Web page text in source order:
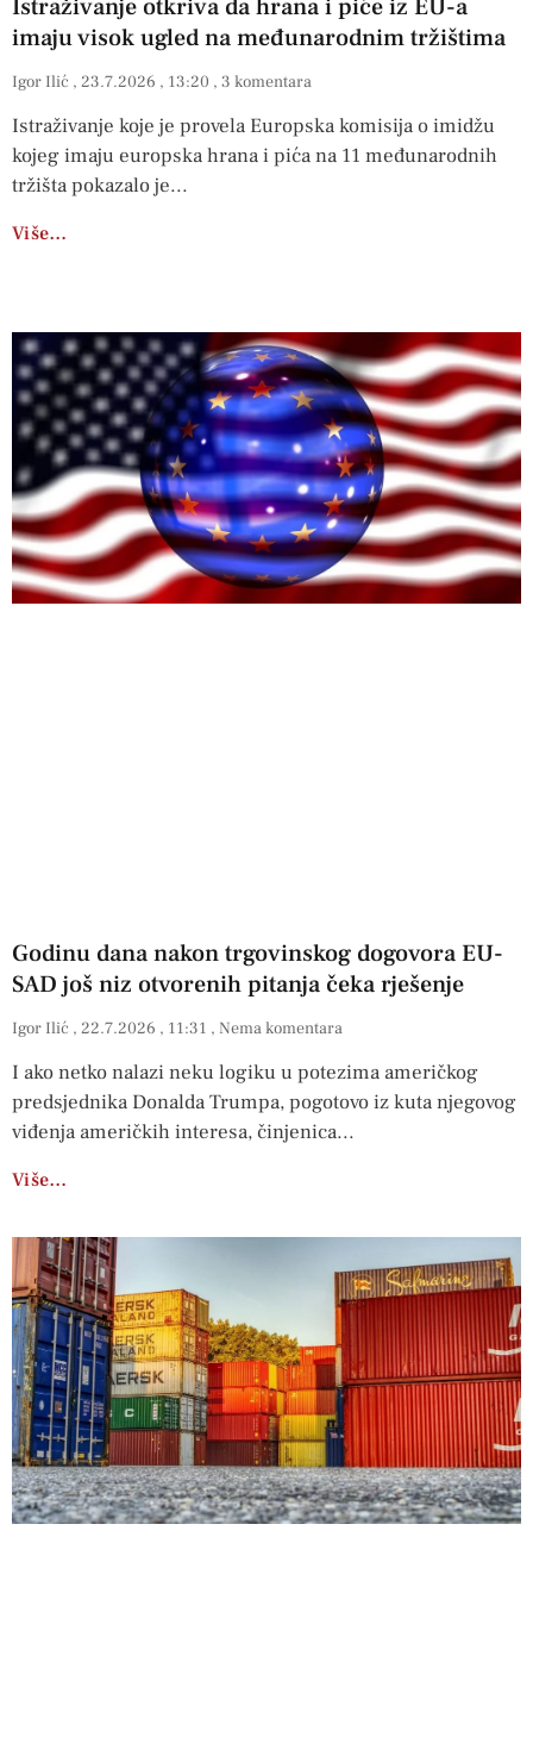
Istraživanje otkriva da hrana i piće iz EU-a
imaju visok ugled na međunarodnim tržištima
Igor Ilić 23.7.2026 13:20 3 komentara
Istraživanje koje je provela Europska komisija o imidžu
kojeg imaju europska hrana i pića na 11 međunarodnih
tržišta pokazalo je
Više…
Godinu dana nakon trgovinskog dogovora EU-
SAD još niz otvorenih pitanja čeka rješenje
Igor Ilić 22.7.2026 11:31 Nema komentara
I ako netko nalazi neku logiku u potezima američkog
predsjednika Donalda Trumpa, pogotovo iz kuta njegovog
viđenja američkih interesa, činjenica
Više…